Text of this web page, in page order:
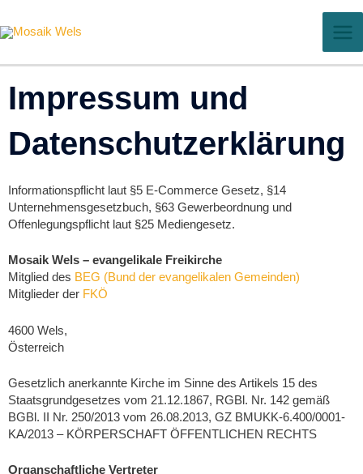
Inhalt
springen
Impressum und
Datenschutzerklärung
Informationspflicht laut §5 E-Commerce Gesetz, §14
Unternehmensgesetzbuch, §63 Gewerbeordnung und
Offenlegungspflicht laut §25 Mediengesetz.
Mosaik Wels – evangelikale Freikirche
Mitglied des BEG (Bund der evangelikalen Gemeinden)
Mitglieder der FKÖ
4600 Wels,
Österreich
Gesetzlich anerkannte Kirche im Sinne des Artikels 15 des
Staatsgrundgesetzes vom 21.12.1867, RGBl. Nr. 142 gemäß
BGBl. II Nr. 250/2013 vom 26.08.2013, GZ BMUKK-6.400/0001-
KA/2013 – KÖRPERSCHAFT ÖFFENTLICHEN RECHTS
Organschaftliche Vertreter